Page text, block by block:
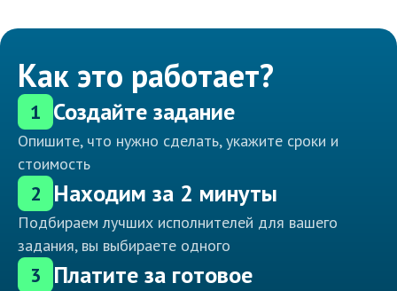
Как это работает?
1 Создайте задание
Опишите, что нужно сделать, укажите сроки и
стоимость
2 Находим за 2 минуты
Подбираем лучших исполнителей для вашего
задания, вы выбираете одного
3 Платите за готовое